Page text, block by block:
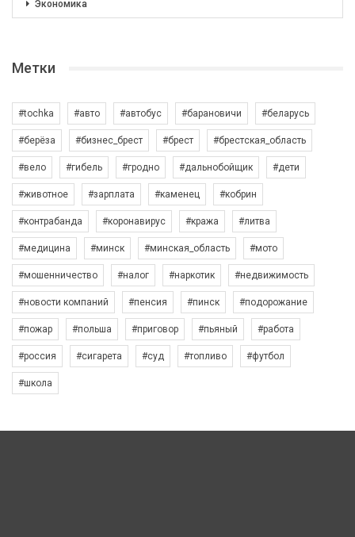
Экономика
Метки
#tochka #авто #автобус #барановичи #беларусь
#берёза #бизнес_брест #брест #брестская_область
#вело #гибель #гродно #дальнобойщик #дети
#животное #зарплата #каменец #кобрин
#контрабанда #коронавирус #кража #литва
#медицина #минск #минская_область #мото
#мошенничество #налог #наркотик #недвижимость
#новости компаний #пенсия #пинск #подорожание
#пожар #польша #приговор #пьяный #работа
#россия #сигарета #суд #топливо #футбол
#школа